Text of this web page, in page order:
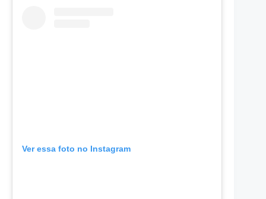
Ver essa foto no Instagram